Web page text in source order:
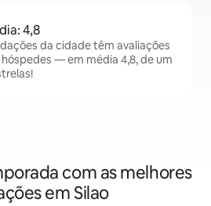
4,8
da cidade têm avaliações
— em média 4,8, de um
com as melhores
em Silao